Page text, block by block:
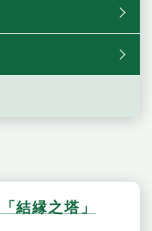
結縁之塔」